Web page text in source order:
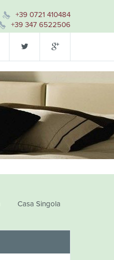
+39 0721 410484
+39 347 6522506
Casa Singola